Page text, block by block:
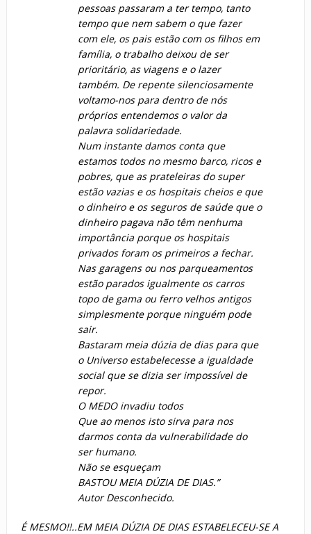
pessoas passaram a ter tempo, tanto
tempo que nem sabem o que fazer
com ele, os pais estão com os filhos em
família, o trabalho deixou de ser
prioritário, as viagens e o lazer
também. De repente silenciosamente
voltamo-nos para dentro de nós
próprios entendemos o valor da
palavra solidariedade.
Num instante damos conta que
estamos todos no mesmo barco, ricos e
pobres, que as prateleiras do super
estão vazias e os hospitais cheios e que
o dinheiro e os seguros de saúde que o
dinheiro pagava não têm nenhuma
importância porque os hospitais
privados foram os primeiros a fechar.
Nas garagens ou nos parqueamentos
estão parados igualmente os carros
topo de gama ou ferro velhos antigos
simplesmente porque ninguém pode
sair.
Bastaram meia dúzia de dias para que
o Universo estabelecesse a igualdade
social que se dizia ser impossível de
repor.
O MEDO invadiu todos
Que ao menos isto sirva para nos
darmos conta da vulnerabilidade do
ser humano.
Não se esqueçam
BASTOU MEIA DÚZIA DE DIAS.”
Autor Desconhecido.
É MESMO!!..EM MEIA DÚZIA DE DIAS ESTABELECEU-SE A